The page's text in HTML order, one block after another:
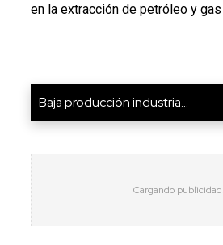
en la extracción de petróleo y gas
Baja producción industria...